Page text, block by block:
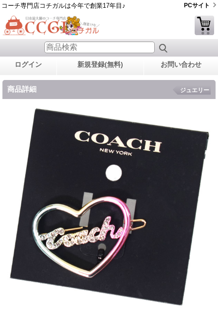
コーチ専門店コチガルは今年で創業17年目♪ PCサイト
ログイン 新規登録(無料) お問い合わせ
商品詳細 ジュエリー